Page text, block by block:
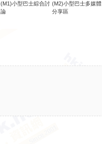
(M1)小型巴士綜合討
論
(M2)小型巴士多媒體
分享區